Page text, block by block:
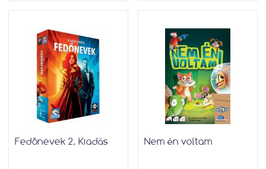
Fedőnevek 2. Kiadás Nem én voltam